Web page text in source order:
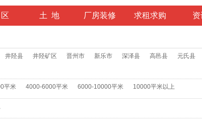
土 地 厂房装修 求租求购
井陉县 井陉矿区 晋州市 新乐市 深泽县 高邑县 元氏县
平米 4000-6000平米 6000-10000平米 10000平米以上